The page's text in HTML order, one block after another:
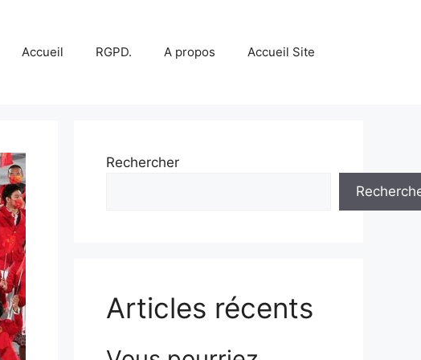
Accueil RGPD. A propos Accueil Site
Rechercher
Articles récents